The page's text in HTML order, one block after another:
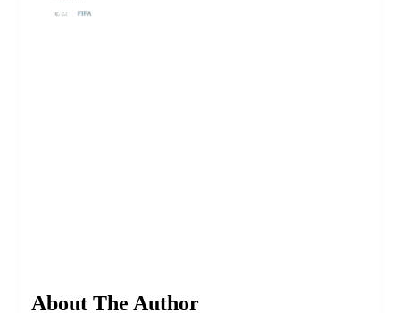
About The Author